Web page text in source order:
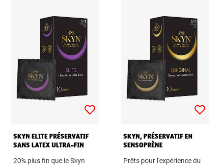
SKYN ELITE PRÉSERVATIF
SANS LATEX ULTRA-FIN
20% plus fin que le Skyn
SKYN, PRÉSERVATIF EN
SENSOPRÈNE
Prêts pour l'expérience du